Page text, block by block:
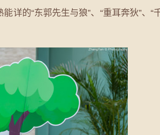
的“东郭先生与狼”、“重耳奔狄”、“